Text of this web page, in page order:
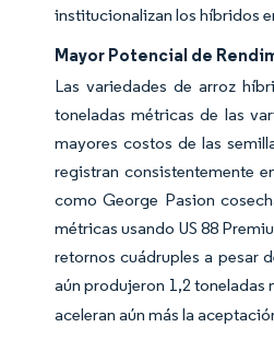
institucionalizan los híbridos
Mayor Potencial de
Las variedades de arroz
toneladas métricas de las
mayores costos de las
registran consistentemente
como George Pasion
métricas usando US 88
retornos cuádruples a pesar
aún produjeron 1,2 toneladas
aceleran aún más la